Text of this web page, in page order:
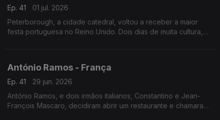
Ep. 41
01 jul. 2026
Peterborough, a cidade catedral, voltou a receber a maior
festa portuguesa no Reino Unido. Dois dias de muita cultura,
António Ramos - França
Ep. 41
29 jun. 2026
António Ramos, e dois irmãos italianos, Constantino e Jean-
François Mascaro, decidiram abrir um restaurante e chamaram-